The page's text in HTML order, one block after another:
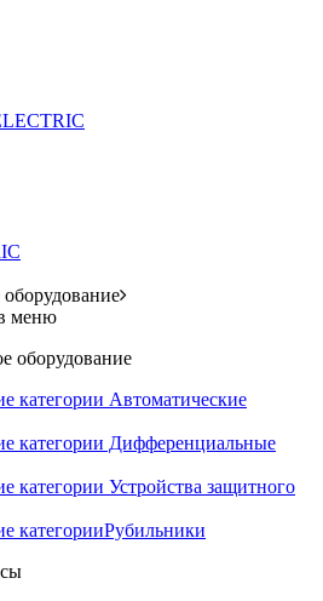
меню
оборудование
Автоматические
Дифференциальные
Устройства защитного
Рубильники